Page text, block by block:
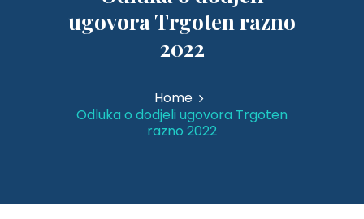
ugovora Trgoten razno
2022
Home
Odluka o dodjeli ugovora Trgoten
razno 2022